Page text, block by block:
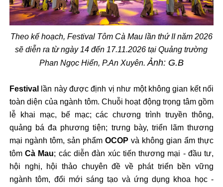
Theo kế hoạch, Festival Tôm Cà Mau lần thứ II năm 2026
sẽ diễn ra từ ngày 14 đến 17.11.2026 tại Quảng trường
Phan Ngọc Hiển, P.An Xuyên. Ảnh: G.B
Festival
lần này được định vị như một không gian kết nối
toàn diện của ngành tôm. Chuỗi hoạt động trọng tâm gồm
lễ khai mạc, bế mạc; các chương trình truyền thông,
quảng bá đa phương tiện; trưng bày, triển lãm thương
mại ngành tôm, sản phẩm OCOP và không gian ẩm thực
tômCà Mau; các diễn đàn xúc tiến thương mại - đầu tư,
hội nghị, hội thảo chuyên đề về phát triển bền vững
ngành tôm, đổi mới sáng tạo và ứng dụng khoa học -